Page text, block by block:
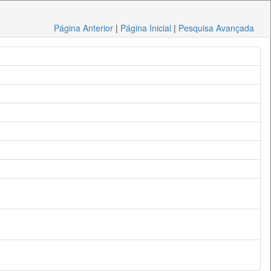
Página Anterior | Página Inicial | Pesquisa Avançada